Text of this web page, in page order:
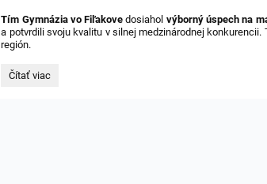
Tím Gymnázia vo Fiľakove dosiahol výborný úspech na
a potvrdili svoju kvalitu v silnej medzinárodnej
región.
Úspech
Čítať viac